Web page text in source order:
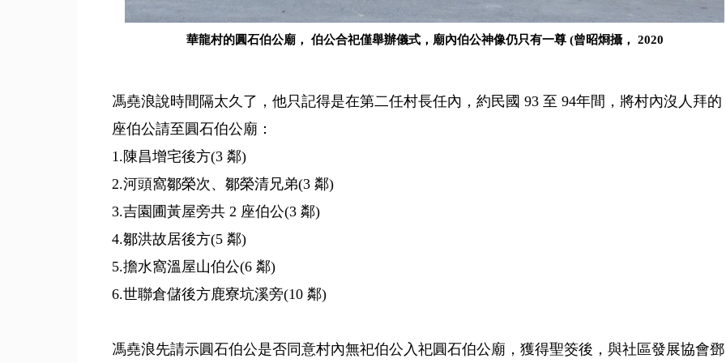
華龍村的圓石伯公廟， 伯公合祀僅舉辦儀式，廟內伯公神像仍只有一尊 (曾昭烱攝， 2020
馮堯浪說時間隔太久了，他只記得是在第二任村長任內，約民國 93 至 94年間，將村內沒人拜的
座伯公請至圓石伯公廟：
1.陳昌增宅後方(3 鄰)
2.河頭窩鄒榮次、鄒榮清兄弟(3 鄰)
3.吉園圃黃屋旁共 2 座伯公(3 鄰)
4.鄒洪故居後方(5 鄰)
5.擔水窩溫屋山伯公(6 鄰)
6.世聯倉儲後方鹿寮坑溪旁(10 鄰)
馮堯浪先請示圓石伯公是否同意村內無祀伯公入祀圓石伯公廟，獲得聖筊後，與社區發展協會鄧